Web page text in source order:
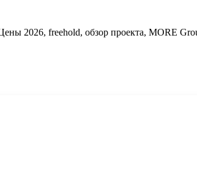
2026, freehold, обзор проекта, MORE